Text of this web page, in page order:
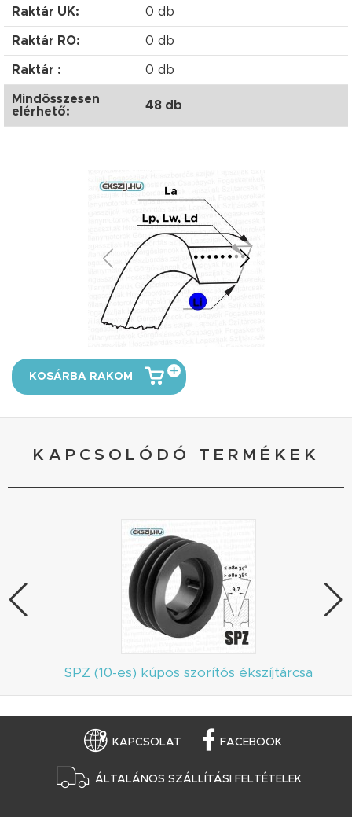
Raktár UK: 0 db
Raktár RO: 0 db
Raktár : 0 db
Mindösszesen
elérhető:
48 db
KOSÁRBA RAKOM
KAPCSOLÓDÓ TERMÉKEK
SPZ (10-es) kúpos szorítós ékszíjtárcsa
KAPCSOLAT FACEBOOK
ÁLTALÁNOS SZÁLLÍTÁSI FELTÉTELEK